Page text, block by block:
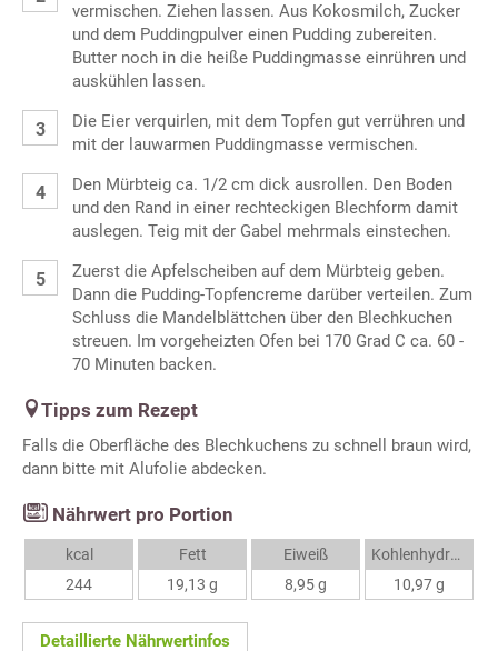
vermischen. Ziehen lassen. Aus Kokosmilch, Zucker
und dem Puddingpulver einen Pudding zubereiten.
Butter noch in die heiße Puddingmasse einrühren und
auskühlen lassen.
Die Eier verquirlen, mit dem Topfen gut verrühren und
mit der lauwarmen Puddingmasse vermischen.
Den Mürbteig ca. 1/2 cm dick ausrollen. Den Boden
und den Rand in einer rechteckigen Blechform damit
auslegen. Teig mit der Gabel mehrmals einstechen.
Zuerst die Apfelscheiben auf dem Mürbteig geben.
Dann die Pudding-Topfencreme darüber verteilen. Zum
Schluss die Mandelblättchen über den Blechkuchen
streuen. Im vorgeheizten Ofen bei 170 Grad C ca. 60 -
70 Minuten backen.
Tipps zum Rezept
Falls die Oberfläche des Blechkuchens zu schnell braun wird,
dann bitte mit Alufolie abdecken.
Nährwert pro Portion
kcal
244
Fett
19,13 g
Eiweiß
8,95 g
Kohlenhydrate
10,97 g
Detaillierte Nährwertinfos